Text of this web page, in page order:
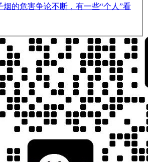
烟的危害争论不断，有一些“个人”看